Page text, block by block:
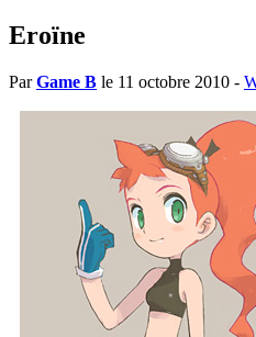
Eroïne
ParGame B le 11 octobre 2010 -